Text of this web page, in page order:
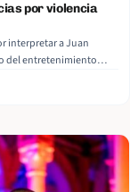
por violencia
interpretar a Juan
del entretenimiento
enfrenta el fin de su
lleva a sus